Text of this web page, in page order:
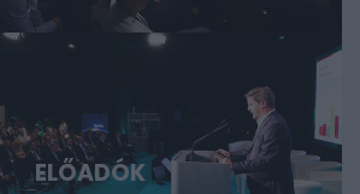
ELŐADÓK